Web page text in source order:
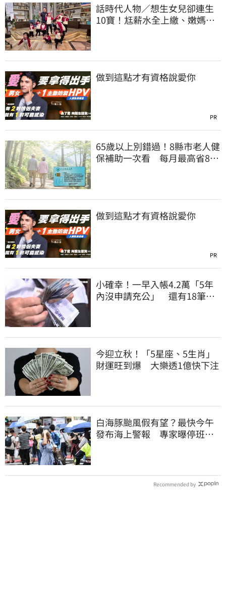
話時代人物／想生女兒卻連生
10寶！尪薪水全上繳、嫩媽吐
做到這點才有資格說愛你
PR
65歲以上別錯過！8縣市老人健
保補助一次看 每月最高省826
做到這點才有資格說愛你
PR
小確幸！一早入帳4.2萬「5年
內沒申請充公」 還有18筆錢
今迎立秋！「5星座、5生肖」
財運旺到爆 大樂透1億快下注
白海豚颱風假有望？最快今午
發布海上警報 專家曝停班停
Recommended by